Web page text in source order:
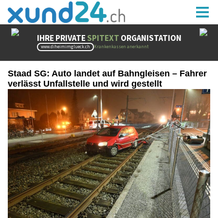
Staad SG: Auto landet auf Bahngleisen – Fahrer
verlässt Unfallstelle und wird gestellt